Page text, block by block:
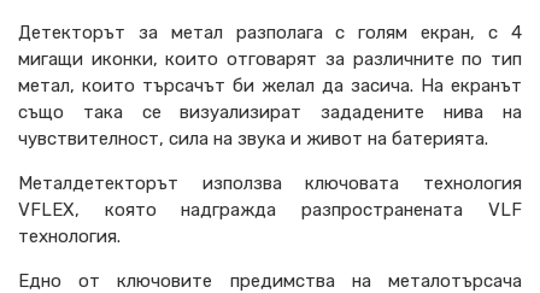
Детекторът за метал разполага с голям екран, с 4
мигащи иконки, които отговарят за различните по тип
метал, които търсачът би желал да засича. На екранът
също така се визуализират зададените нива на
чувствителност, сила на звука и живот на батерията.
Металдетекторът използва ключовата технология
VFLEX, която надгражда разпространената VLF
технология.
Едно от ключовите предимства на металотърсача